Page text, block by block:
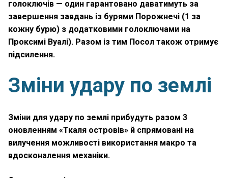
голоключів — один гарантовано даватимуть за
завершення завдань із бурями Порожнечі (1 за
кожну бурю) з додатковими голоключами на
Проксимі Вуалі). Разом із тим Посол також отримує
підсилення.
Зміни удару по землі
Зміни для удару по землі прибудуть разом 3
оновленням «Ткаля островів» й спрямовані на
вилучення можливості використання макро та
вдосконалення механіки.